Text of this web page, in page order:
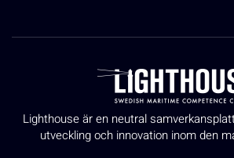
Lighthouse är en neutral
utveckling och innovation inom den